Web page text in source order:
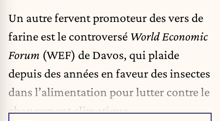
Un autre fervent promoteur des vers de
farine est le controversé World Economic
Forum (WEF) de Davos, qui plaide
depuis des années en faveur des insectes
dans l’alimentation pour lutter contre le
changement climatique.